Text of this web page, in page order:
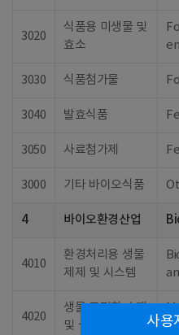
3020
식품용 미생물 및
효소
3030 식품첨가물
3040 발효식품
3050 사료첨가제
3000 기타 바이오식품
4 바이오환경산업
4010
환경처리용 생물
제제 및 시스템
4020
생물 고정화 소재
및 설비
사용